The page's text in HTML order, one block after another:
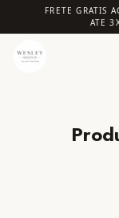
FRETE GRATIS
ATE